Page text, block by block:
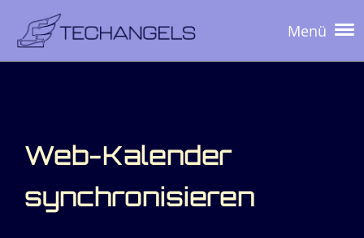
Menü
Web-Kalender
synchronisieren